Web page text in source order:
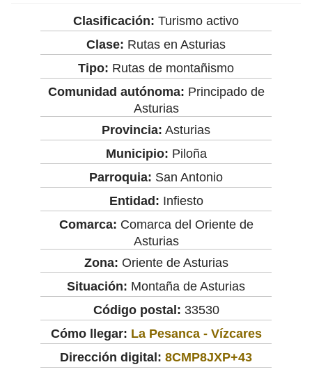
Clasificación: Turismo activo
Clase: Rutas en Asturias
Tipo: Rutas de montañismo
Comunidad autónoma: Principado de
Asturias
Provincia: Asturias
Municipio: Piloña
Parroquia: San Antonio
Entidad: Infiesto
Comarca: Comarca del Oriente de
Asturias
Zona: Oriente de Asturias
Situación: Montaña de Asturias
Código postal: 33530
Cómo llegar: La Pesanca - Vízcares
Dirección digital: 8CMP8JXP+43